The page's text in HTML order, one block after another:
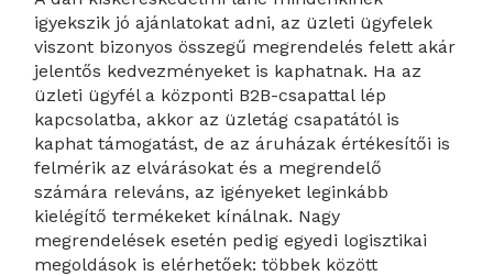
igyekszik jó ajánlatokat adni, az üzleti ügyfelek
viszont bizonyos összegű megrendelés felett akár
jelentős kedvezményeket is kaphatnak. Ha az
üzleti ügyfél a központi B2B-csapattal lép
kapcsolatba, akkor az üzletág csapatától is
kaphat támogatást, de az áruházak értékesítői is
felmérik az elvárásokat és a megrendelő
számára releváns, az igényeket leginkább
kielégítő termékeket kínálnak. Nagy
megrendelések esetén pedig egyedi logisztikai
megoldások is elérhetőek: többek között